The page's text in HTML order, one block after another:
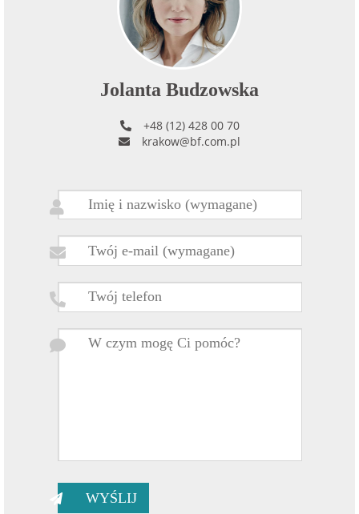
Jolanta Budzowska
+48 (12) 428 00 70
krakow@bf.com.pl